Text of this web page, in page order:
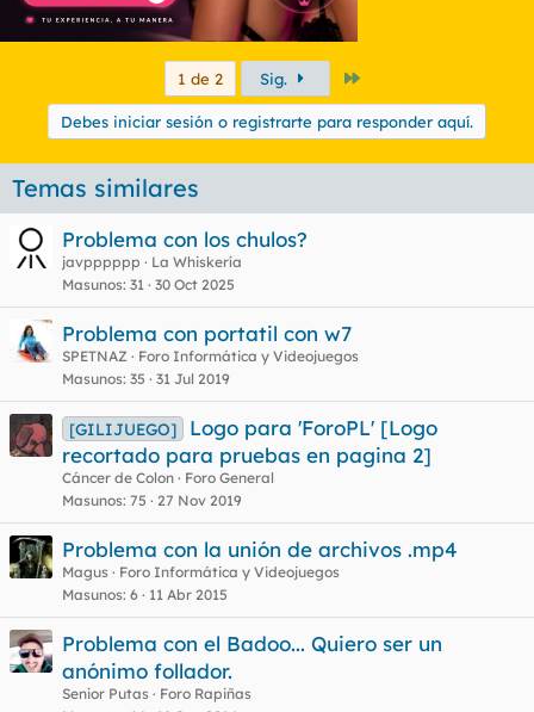
1 de 2 Sig.
Debes iniciar sesión o registrarte para responder aquí.
Temas similares
Problema con los chulos?
javpppppp
La Whiskería
Masunos 31 30 Oct 2025
Problema con portatil con w7
SPETNAZ
Foro Informática y Videojuegos
Masunos 35 31 Jul 2019
[GILIJUEGO]
Logo para 'ForoPL' [Logo
recortado para pruebas en pagina 2]
Cáncer de Colon
Foro General
Masunos 75 27 Nov 2019
Problema con la unión de archivos .mp4
Magus
Foro Informática y Videojuegos
Masunos 6 11 Abr 2015
Problema con el Badoo... Quiero ser un
anónimo follador.
Senior Putas
Foro Rapiñas